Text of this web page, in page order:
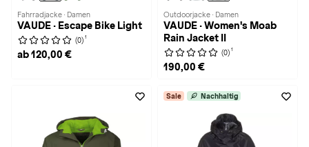
Fahrradjacke · Damen
VAUDE · Escape Bike Light
(0) 1
ab 120,00 €
Outdoorjacke · Damen
VAUDE · Women's Moab
Rain Jacket II
(0) 1
190,00 €
Sale Nachhaltig